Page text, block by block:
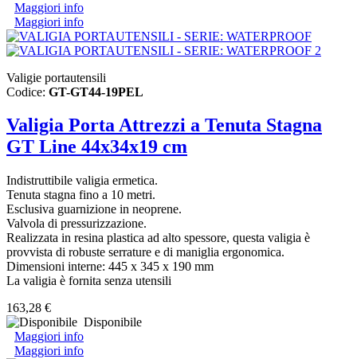
Maggiori info
Maggiori info
Valigie portautensili
Codice: GT-GT44-19PEL
Valigia Porta Attrezzi a Tenuta Stagna
GT Line 44x34x19 cm
Indistruttibile valigia ermetica.
Tenuta stagna fino a 10 metri.
Esclusiva guarnizione in neoprene.
Valvola di pressurizzazione.
Realizzata in resina plastica ad alto spessore, questa valigia è
provvista di robuste serrature e di maniglia ergonomica.
Dimensioni interne: 445 x 345 x 190 mm
La valigia è fornita senza utensili
163,28 €
Disponibile
Maggiori info
Maggiori info